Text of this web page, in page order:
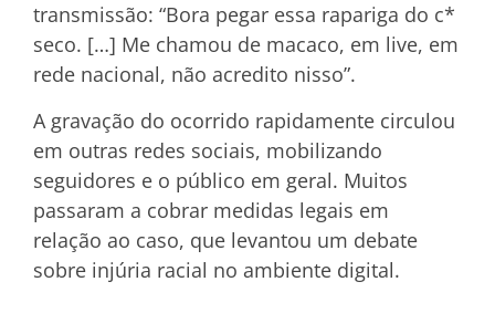
transmissão: “Bora pegar essa rapariga do c*
seco. […] Me chamou de macaco, em live, em
rede nacional, não acredito nisso”.
A gravação do ocorrido rapidamente circulou
em outras redes sociais, mobilizando
seguidores e o público em geral. Muitos
passaram a cobrar medidas legais em
relação ao caso, que levantou um debate
sobre injúria racial no ambiente digital.